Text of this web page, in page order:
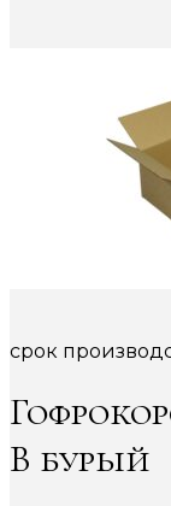
срок
В бурый